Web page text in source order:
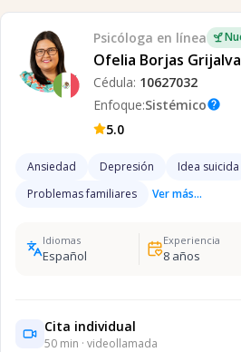
Psicóloga en línea
Ofelia Borjas Grijalva
Cédula: 10627032
Enfoque:Sistémicohelp
5.0
Ansiedad Depresión Idea suicida
Problemas familiares
Ver más...
Idiomas
Español
Experiencia
8años
Cita individual
50 min · videollamada